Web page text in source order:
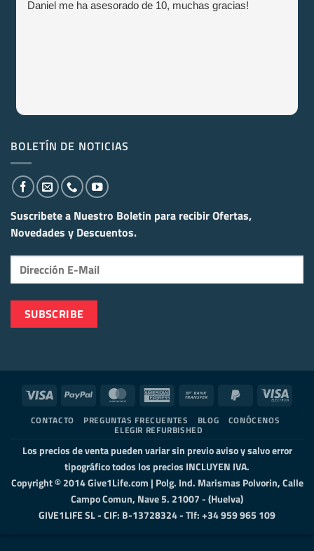
Daniel me ha asesorado de 10, muchas gracias!
BOLETÍN DE NOTICIAS
Suscribete a Nuestro Boletin para recibirOfertas,
Novedades y Descuentos.
Visa PayPal MasterCard American
PayPal
Visa
CONTACTO PREGUNTAS FRECUENTES BLOG CONÓCENOS
ELEGIR REFURBISHED
Los precios de venta pueden variar sin previo aviso y salvo error
tipográfico todos los precios INCLUYEN IVA.
Copyright © 2014 Give1Life.com | Polg. Ind. Marismas Polvorin, Calle
Campo Comun, Nave 5. 21007 - (Huelva)
GIVE1LIFE SL - CIF: B-13728324 - Tlf: +34 959 965 109